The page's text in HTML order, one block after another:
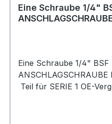
Eine Schraube 1/4"
Eine Schraube 1/4"
ANSCHLAGSCHRAUBE
Teil für SERIE 1 OE-